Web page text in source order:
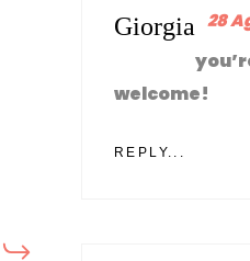
Giorgia 28
welcome!
REPLY...